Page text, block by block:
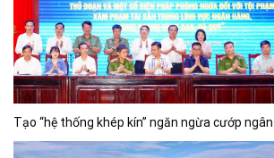
Tạo “hệ thống khép kín” ngăn ngừa cướp